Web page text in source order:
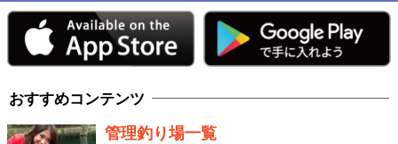
おすすめコンテンツ
管理釣り場一覧